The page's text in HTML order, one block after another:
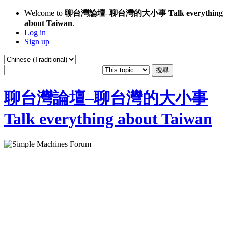
Welcome to 聊台灣論壇–聊台灣的大小事 Talk everything
about Taiwan.
Log in
Sign up
聊台灣論壇–聊台灣的大小事
Talk everything about Taiwan